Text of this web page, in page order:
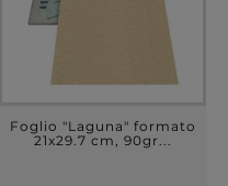
Foglio "Laguna" formato
21x29.7 cm, 90gr...